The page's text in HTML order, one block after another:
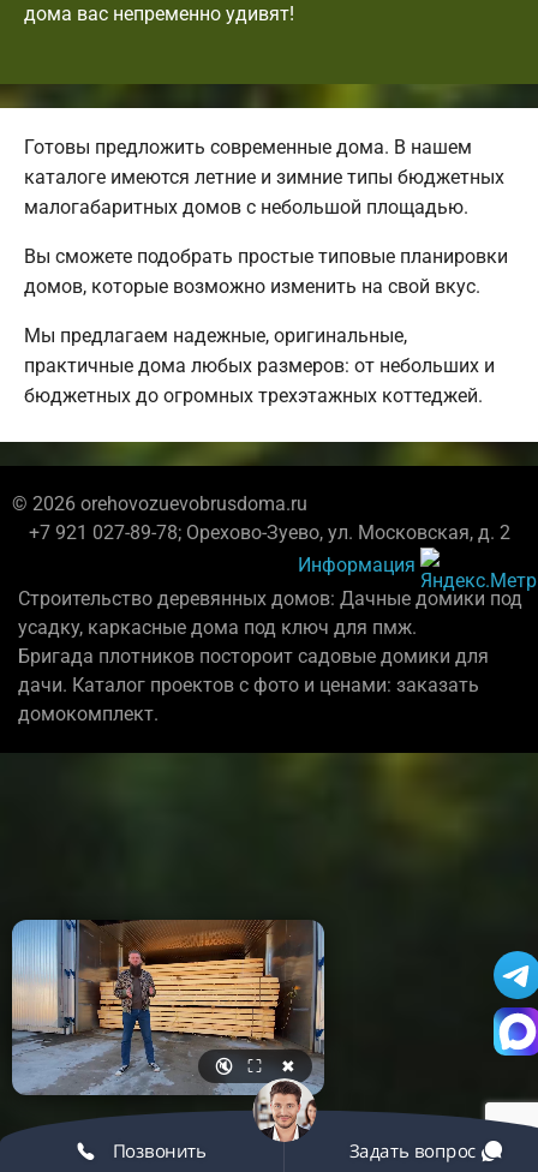
дома вас непременно удивят!
Готовы предложить современные дома. В нашем
каталоге имеются летние и зимние типы бюджетных
малогабаритных домов с небольшой площадью.
Вы сможете подобрать простые типовые планировки
домов, которые возможно изменить на свой вкус.
Мы предлагаем надежные, оригинальные,
практичные дома любых размеров: от небольших и
бюджетных до огромных трехэтажных коттеджей.
© 2026 orehovozuevobrusdoma.ru
+7 921 027-89-78; Орехово-Зуево, ул. Московская, д. 2
Информация
Строительство деревянных домов: Дачные домики под
усадку, каркасные дома под ключ для пмж.
Бригада плотников постороит садовые домики для
дачи. Каталог проектов с фото и ценами: заказать
домокомплект.
🔇 ⛶ ✖
Позвонить Задать вопрос